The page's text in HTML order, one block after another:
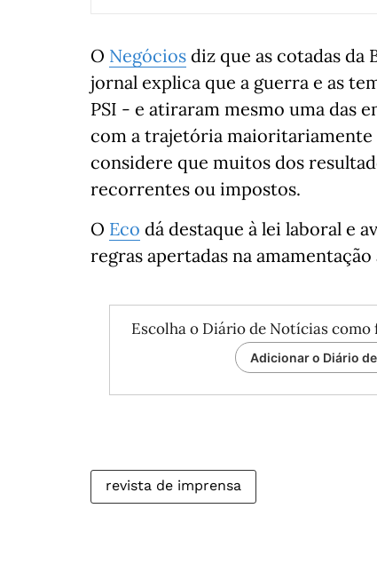
O Negócios diz que as cotadas da
jornal explica que a guerra e as
PSI - e atiraram mesmo uma das
com a trajetória
considere que muitos dos
recorrentes ou impostos.
O Eco dá destaque à lei laboral e
regras apertadas na
Escolha o Diário de Notícias
Adicionar o Diário
revista de imprensa